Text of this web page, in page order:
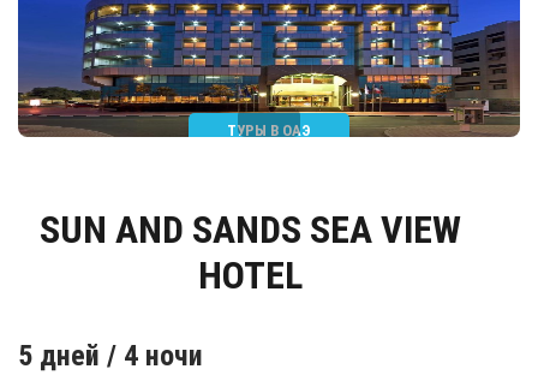
ТУРЫ В ОАЭ
SUN AND SANDS SEA VIEW
HOTEL
5 дней / 4 ночи